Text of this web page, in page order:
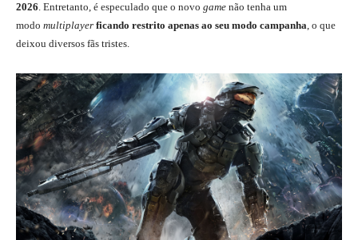
2026. Entretanto, é especulado que o novo game não tenha um
modo multiplayer ficando restrito apenas ao seu modo campanha, o que
deixou diversos fãs tristes.